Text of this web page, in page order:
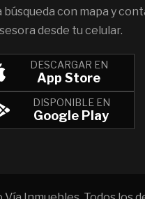
con mapa y
desde tu celular.
DESCARGAR EN
App Store
DISPONIBLE EN
Google Play